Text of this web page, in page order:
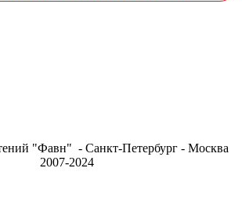
"Фавн" - Санкт-Петербург - Москва
2007-2024